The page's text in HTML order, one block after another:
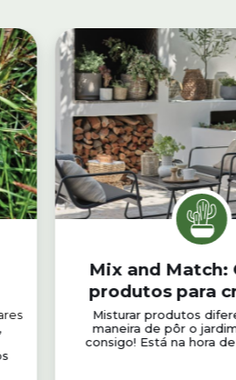
Mix and Match:
produtos para
estilo
Misturar produtos
maneira de pôr o
consigo! Está na hora